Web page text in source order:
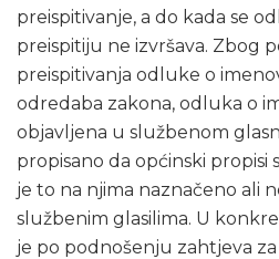
preispitivanje, a do kada se
preispitiju ne izvršava. Zbog
preispitivanja odluke o
odredaba zakona, odluka o
objavljena u službenom
propisano da općinski
je to na njima naznačeno ali
službenim glasilima. U
je po podnošenju zahtjeva